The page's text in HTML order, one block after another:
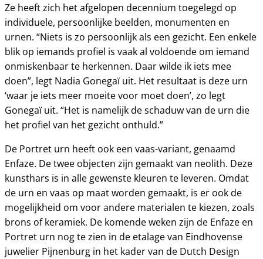
Ze heeft zich het afgelopen decennium toegelegd op
individuele, persoonlijke beelden, monumenten en
urnen. “Niets is zo persoonlijk als een gezicht. Een enkele
blik op iemands profiel is vaak al voldoende om iemand
onmiskenbaar te herkennen. Daar wilde ik iets mee
doen”, legt Nadia Gonegaï uit. Het resultaat is deze urn
‘waar je iets meer moeite voor moet doen’, zo legt
Gonegaï uit. “Het is namelijk de schaduw van de urn die
het profiel van het gezicht onthuld.”
De Portret urn heeft ook een vaas-variant, genaamd
Enfaze. De twee objecten zijn gemaakt van neolith. Deze
kunsthars is in alle gewenste kleuren te leveren. Omdat
de urn en vaas op maat worden gemaakt, is er ook de
mogelijkheid om voor andere materialen te kiezen, zoals
brons of keramiek. De komende weken zijn de Enfaze en
Portret urn nog te zien in de etalage van Eindhovense
juwelier Pijnenburg in het kader van de Dutch Design